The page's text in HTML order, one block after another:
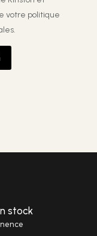
votre politique
stock